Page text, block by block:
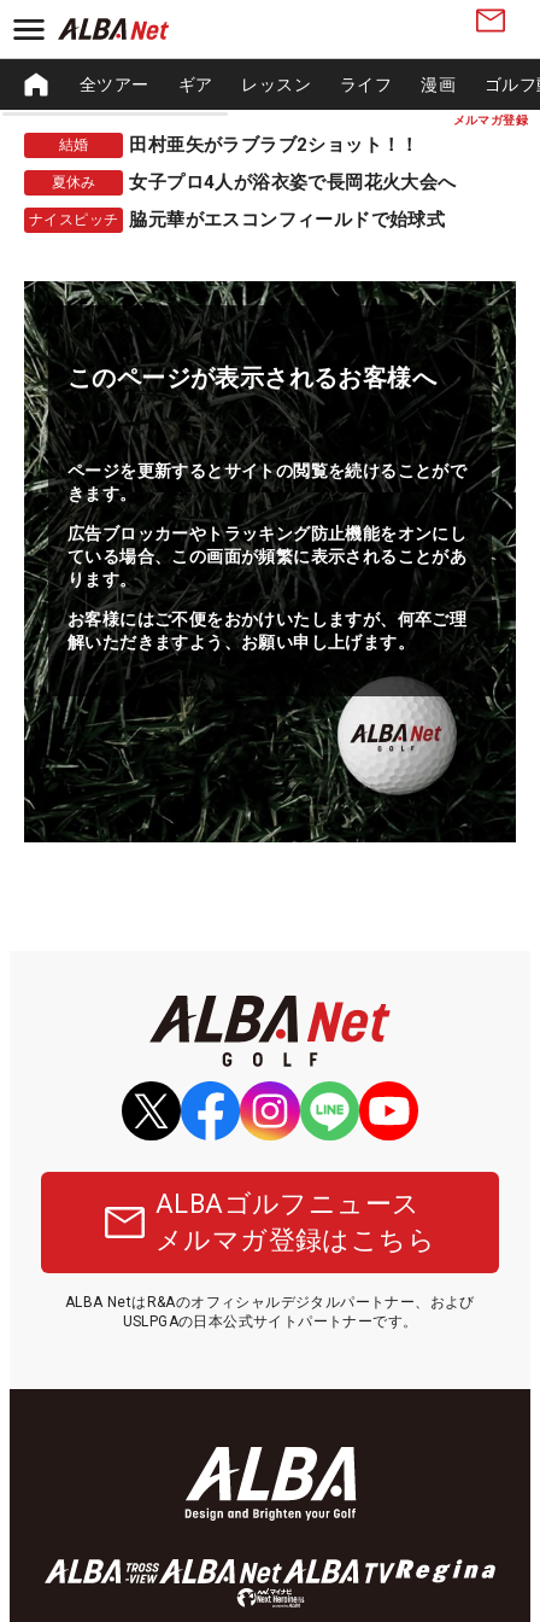
メルマガ登録
全ツアー ギア レッスン ライフ 漫画 ゴル
結婚 田村亜矢がラブラブ2ショット！！
夏休み 女子プロ4人が浴衣姿で長岡花火大会へ
ナイスピッチ 脇元華がエスコンフィールドで始球式
このページが表示されるお客様へ
ページを更新するとサイトの閲覧を続けることがで
きます。
広告ブロッカーやトラッキング防止機能をオンにし
ている場合、この画面が頻繁に表示されることがあ
ります。
お客様にはご不便をおかけいたしますが、何卒ご理
解いただきますよう、お願い申し上げます。
ALBAゴルフニュース
メルマガ登録はこちら
ALBA NetはR&Aのオフィシャルデジタルパートナー、および
USLPGAの日本公式サイトパートナーです。